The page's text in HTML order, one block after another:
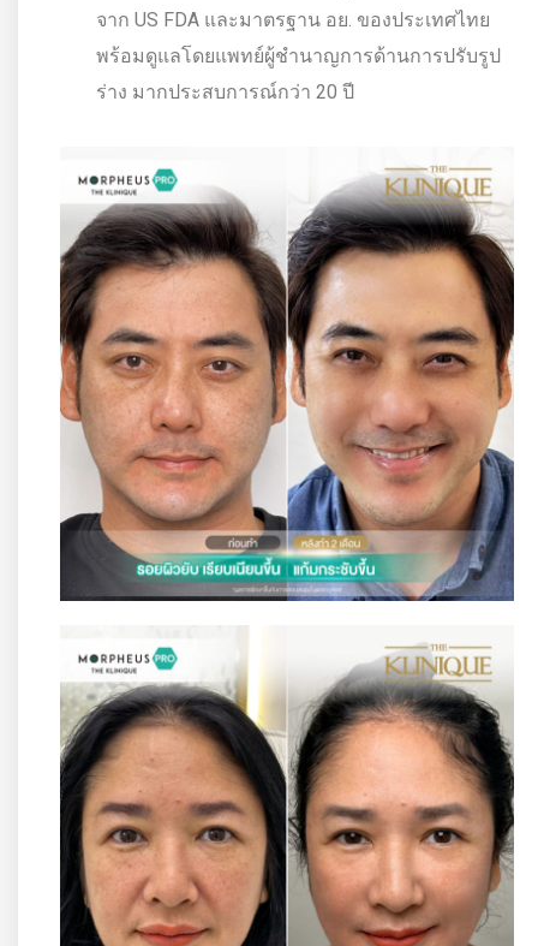
จาก US FDA และมาตรฐาน อย. ของประเทศไทย
พร้อมดูแลโดยแพทย์ผู้ชำนาญการด้านการปรับรูป
ร่าง มากประสบการณ์กว่า 20 ปี